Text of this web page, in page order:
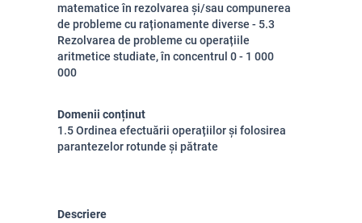
matematice în rezolvarea și/sau compunerea
de probleme cu raționamente diverse - 5.3
Rezolvarea de probleme cu operațiile
aritmetice studiate, în concentrul 0 - 1 000
000
Domenii conținut
1.5 Ordinea efectuării operațiilor și folosirea
parantezelor rotunde și pătrate
Descriere